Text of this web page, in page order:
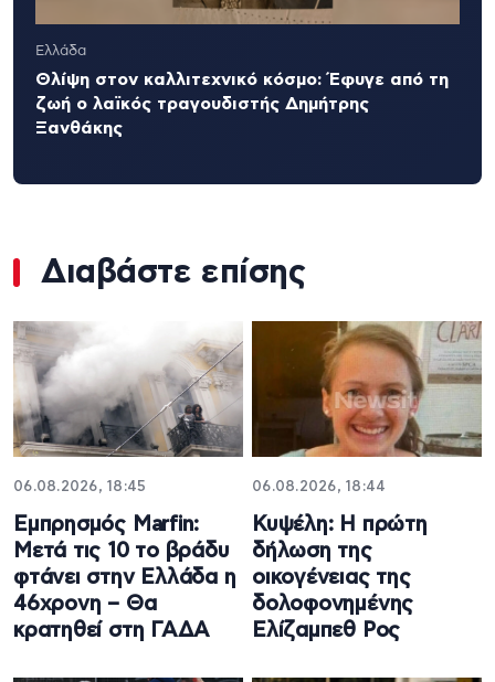
Ελλάδα
Θλίψη στον καλλιτεχνικό κόσμο: Έφυγε από τη
ζωή ο λαϊκός τραγουδιστής Δημήτρης
Ξανθάκης
Διαβάστε επίσης
06.08.2026, 18:45
Εμπρησμός Marfin:
Μετά τις 10 το βράδυ
φτάνει στην Ελλάδα η
46χρονη – Θα
κρατηθεί στη ΓΑΔΑ
06.08.2026, 18:44
Κυψέλη: Η πρώτη
δήλωση της
οικογένειας της
δολοφονημένης
Ελίζαμπεθ Ρος